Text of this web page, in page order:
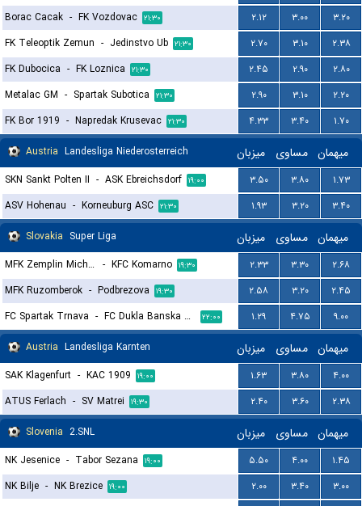
Borac Cacak - FK Vozdovac ۲۱:۳۰ ۲.۱۲ ۳.۰۰
۳.۲۰
FK Teleoptik Zemun - Jedinstvo Ub ۲۱:۳۰ ۲.۷۰ ۳.۱۰
۲.۳۸
FK Dubocica - FK Loznica ۲۱:۳۰ ۲.۴۵ ۲.۹۰
۲.۸۰
Metalac GM - Spartak Subotica ۲۱:۳۰ ۲.۹۰ ۳.۱۰
۲.۲۰
FK Bor 1919 - Napredak Krusevac ۲۱:۳۰ ۴.۳۳ ۳.۴۰
۱.۷۰
Austria Landesliga Niederosterreich میزبان مساوی میهمان
SKN Sankt Polten II - ASK Ebreichsdorf ۱۹:۰۰ ۳.۵۰ ۳.۸۰
۱.۷۳
ASV Hohenau - Korneuburg ASC ۲۱:۳۰ ۱.۹۳ ۳.۲۰
۳.۴۰
Slovakia Super Liga میزبان مساوی میهمان
MFK Zemplin Michalovce - KFC Komarno ۱۹:۳۰ ۲.۳۳ ۳.۳۰
۲.۶۸
MFK Ruzomberok - Podbrezova ۱۹:۳۰ ۲.۵۸ ۳.۲۰
۲.۴۵
FC Spartak Trnava - FC Dukla Banska Bystrica ۲۲:۰۰ ۱.۲۹ ۴.۷۵
۹.۰۰
Austria Landesliga Karnten میزبان مساوی میهمان
SAK Klagenfurt - KAC 1909 ۱۹:۰۰ ۱.۶۳ ۳.۸۰
۴.۰۰
ATUS Ferlach - SV Matrei ۱۹:۳۰ ۲.۴۰ ۳.۶۰
۲.۳۸
Slovenia 2.SNL میزبان مساوی میهمان
NK Jesenice - Tabor Sezana ۱۹:۰۰ ۵.۵۰ ۴.۰۰
۱.۴۵
NK Bilje - NK Brezice ۱۹:۰۰ ۲.۰۰ ۳.۴۰
۳.۰۰